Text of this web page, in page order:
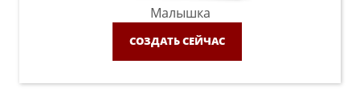
Малышка
СОЗДАТЬ СЕЙЧАС